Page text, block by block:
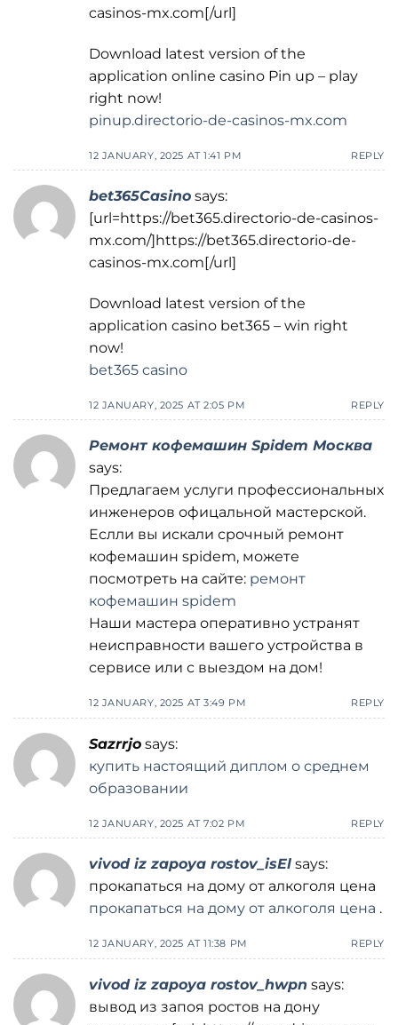
casinos-mx.com[/url]
Download latest version of the
application online casino Pin up – play
right now!
pinup.directorio-de-casinos-mx.com
12 JANUARY, 2025 AT 1:41 PM REPLY
bet365Casino says:
[url=https://bet365.directorio-de-casinos-
mx.com/]https://bet365.directorio-de-
casinos-mx.com[/url]
Download latest version of the
application casino bet365 – win right
now!
bet365 casino
12 JANUARY, 2025 AT 2:05 PM REPLY
Ремонт кофемашин Spidem Москва
says:
Предлагаем услуги профессиональных
инженеров офицальной мастерской.
Еслли вы искали срочный ремонт
кофемашин spidem, можете
посмотреть на сайте: ремонт
кофемашин spidem
Наши мастера оперативно устранят
неисправности вашего устройства в
сервисе или с выездом на дом!
12 JANUARY, 2025 AT 3:49 PM REPLY
Sazrrjo says:
купить настоящий диплом о среднем
образовании
12 JANUARY, 2025 AT 7:02 PM REPLY
vivod iz zapoya rostov_isEl says:
прокапаться на дому от алкоголя цена
прокапаться на дому от алкоголя цена .
12 JANUARY, 2025 AT 11:38 PM REPLY
vivod iz zapoya rostov_hwpn says:
вывод из запоя ростов на дону